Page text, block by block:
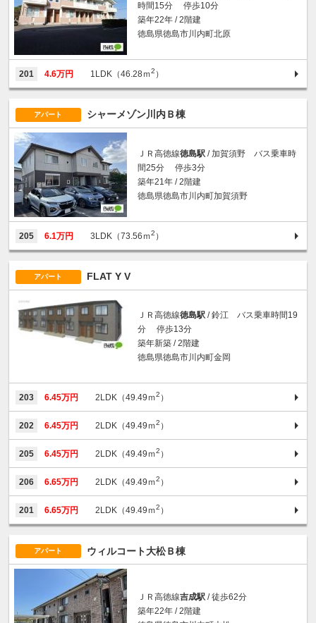
時間15分 停歩10分
築年22年 / 2階建
徳島県徳島市川内町北原
201 4.6万円 1LDK（46.28ｍ2 ）
アパート シャーメゾン川内Ｂ棟
ＪＲ高徳線徳島駅 / 加賀須野 バス乗車時
間25分 停歩3分
築年21年 / 2階建
徳島県徳島市川内町加賀須野
205 6.1万円 3LDK（73.56ｍ2 ）
アパート FLAT Y V
ＪＲ高徳線徳島駅 / 鈴江 バス乗車時間19
分 停歩13分
築年新築 / 2階建
徳島県徳島市川内町金岡
203 6.45万円 2LDK（49.49ｍ2 ）
202 6.45万円 2LDK（49.49ｍ2 ）
205 6.45万円 2LDK（49.49ｍ2 ）
206 6.65万円 2LDK（49.49ｍ2 ）
201 6.65万円 2LDK（49.49ｍ2 ）
アパート ウィルコート大松Ｂ棟
ＪＲ高徳線吉成駅 / 徒歩62分
築年22年 / 2階建